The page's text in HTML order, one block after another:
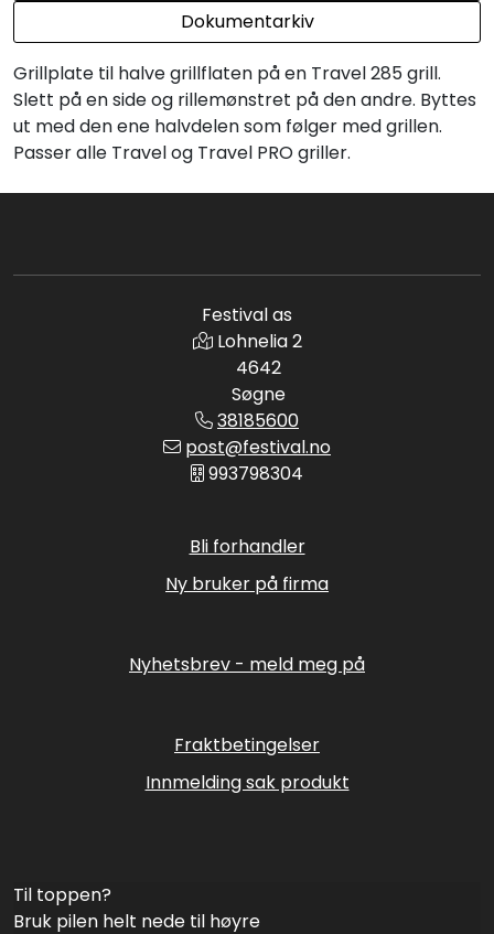
Dokumentarkiv
Grillplate til halve grillflaten på en Travel 285 grill.
Slett på en side og rillemønstret på den andre. Byttes
ut med den ene halvdelen som følger med grillen.
Passer alle Travel og Travel PRO griller.
Festival as
Lohnelia 2
4642
Søgne
38185600
post@festival.no
993798304
Bli forhandler
Ny bruker på firma
Nyhetsbrev - meld meg på
Fraktbetingelser
Innmelding sak produkt
Til toppen?
Bruk pilen helt nede til høyre